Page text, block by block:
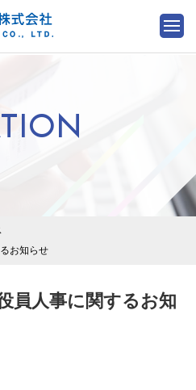
お知らせ
員人事に関するお知